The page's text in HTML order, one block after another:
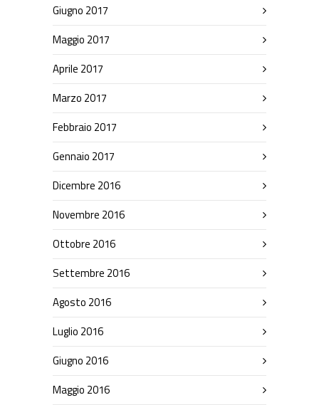
Giugno 2017
Maggio 2017
Aprile 2017
Marzo 2017
Febbraio 2017
Gennaio 2017
Dicembre 2016
Novembre 2016
Ottobre 2016
Settembre 2016
Agosto 2016
Luglio 2016
Giugno 2016
Maggio 2016